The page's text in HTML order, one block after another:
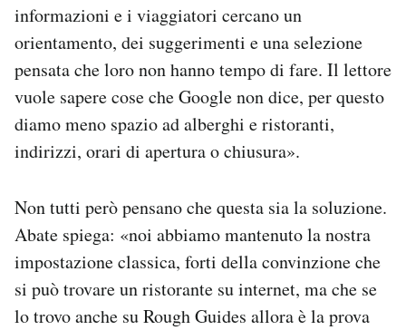
informazioni e i viaggiatori cercano un
orientamento, dei suggerimenti e una selezione
pensata che loro non hanno tempo di fare. Il lettore
vuole sapere cose che Google non dice, per questo
diamo meno spazio ad alberghi e ristoranti,
indirizzi, orari di apertura o chiusura».
Non tutti però pensano che questa sia la soluzione.
Abate spiega: «noi abbiamo mantenuto la nostra
impostazione classica, forti della convinzione che
si può trovare un ristorante su internet, ma che se
lo trovo anche su Rough Guides allora è la prova